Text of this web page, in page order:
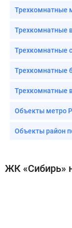
Трехкомнатные
Трехкомнатные
Трехкомнатные
Трехкомнатные
Трехкомнатные
Объекты метро
Объекты район
ЖК «Сибирь»